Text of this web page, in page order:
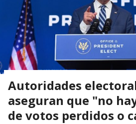
Autoridades
aseguran que "no
de votos perdidos o